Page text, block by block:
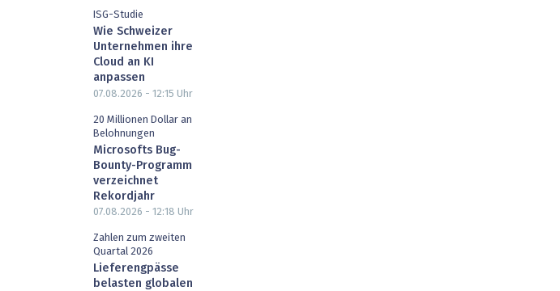
ISG-Studie
Wie Schweizer
Unternehmen ihre
Cloud an KI
anpassen
07.08.2026 - 12:15 Uhr
20 Millionen Dollar an
Belohnungen
Microsofts Bug-
Bounty-Programm
verzeichnet
Rekordjahr
07.08.2026 - 12:18 Uhr
Zahlen zum zweiten
Quartal 2026
Lieferengpässe
belasten globalen